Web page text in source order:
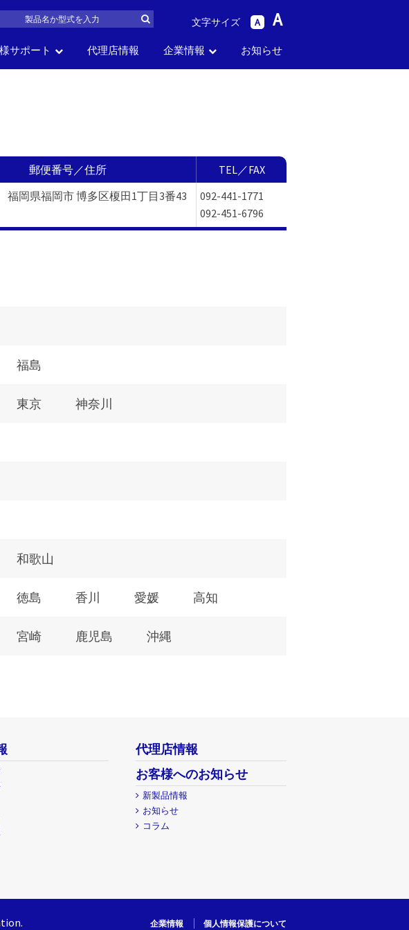
文字サイズ A A
サポート 代理店情報 企業情報 お知らせ
郵便番号／住所 TEL／FAX
福岡県福岡市 博多区榎田1丁目3番43
092-441-1771
092-451-6796
福島
東京 神奈川
和歌山
徳島 香川 愛媛 高知
宮崎 鹿児島 沖縄
代理店情報
お客様へのお知らせ
新製品情報
お知らせ
コラム
企業情報 個人情報保護について